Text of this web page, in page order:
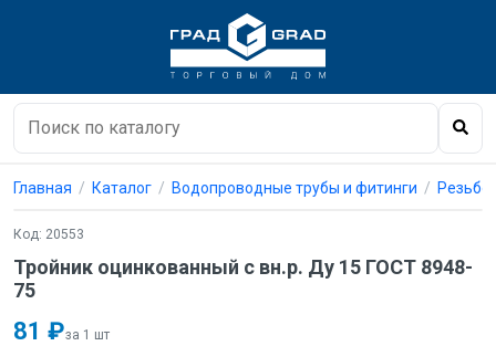
Главная Каталог Водопроводные трубы и фитинги
Код: 20553
Тройник оцинкованный с вн.р. Ду 15 ГОСТ 8948-
75
81 ₽за 1 шт